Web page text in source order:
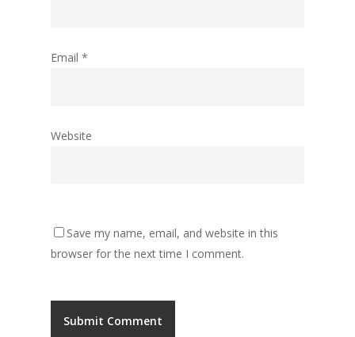
Email *
Website
Save my name, email, and website in this
browser for the next time I comment.